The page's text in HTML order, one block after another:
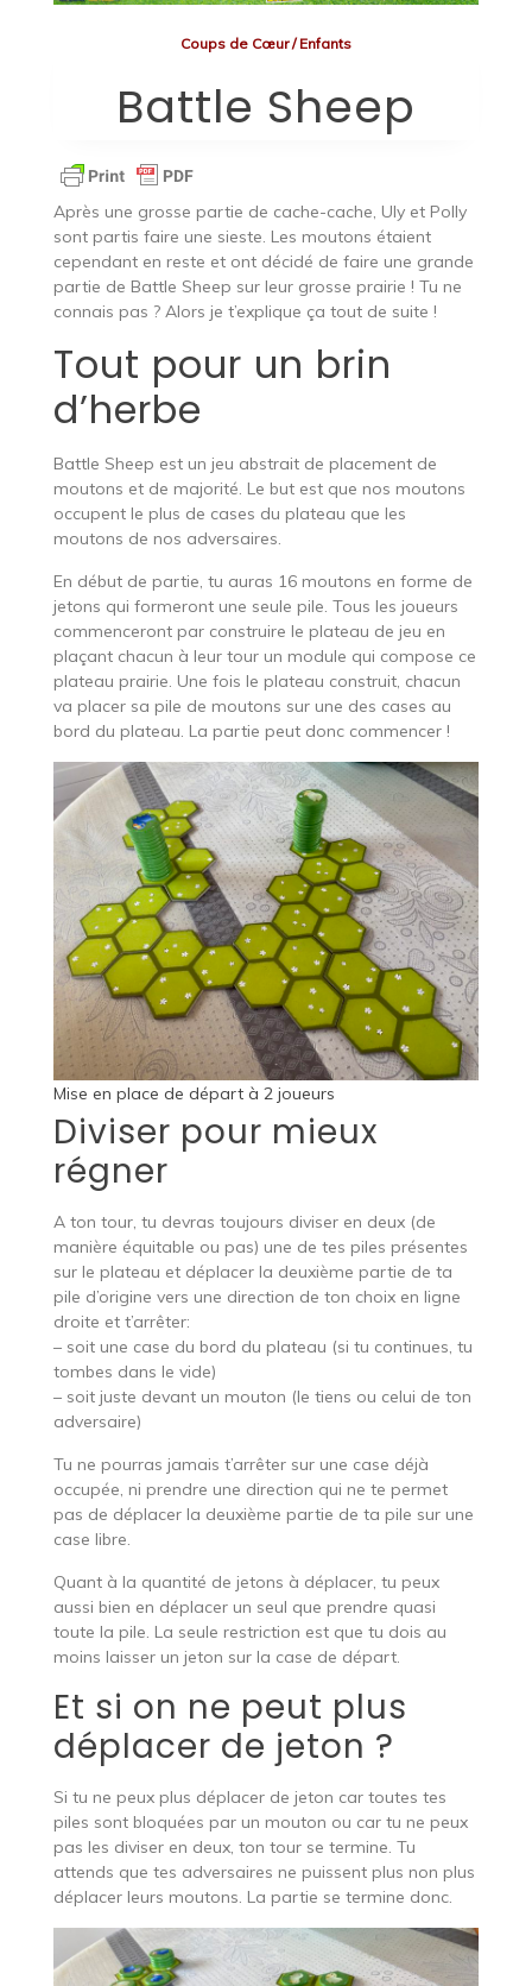
Coups de Cœur/Enfants
Battle Sheep
Après une grosse partie de cache-cache, Uly et Polly
sont partis faire une sieste. Les moutons étaient
cependant en reste et ont décidé de faire une grande
partie de Battle Sheep sur leur grosse prairie ! Tu ne
connais pas ? Alors je t’explique ça tout de suite !
Tout pour un brin
d’herbe
Battle Sheep est un jeu abstrait de placement de
moutons et de majorité. Le but est que nos moutons
occupent le plus de cases du plateau que les
moutons de nos adversaires.
En début de partie, tu auras 16 moutons en forme de
jetons qui formeront une seule pile. Tous les joueurs
commenceront par construire le plateau de jeu en
plaçant chacun à leur tour un module qui compose ce
plateau prairie. Une fois le plateau construit, chacun
va placer sa pile de moutons sur une des cases au
bord du plateau. La partie peut donc commencer !
Mise en place de départ à 2 joueurs
Diviser pour mieux
régner
A ton tour, tu devras toujours diviser en deux (de
manière équitable ou pas) une de tes piles présentes
sur le plateau et déplacer la deuxième partie de ta
pile d’origine vers une direction de ton choix en ligne
droite et t’arrêter:
– soit une case du bord du plateau (si tu continues, tu
tombes dans le vide)
– soit juste devant un mouton (le tiens ou celui de ton
adversaire)
Tu ne pourras jamais t’arrêter sur une case déjà
occupée, ni prendre une direction qui ne te permet
pas de déplacer la deuxième partie de ta pile sur une
case libre.
Quant à la quantité de jetons à déplacer, tu peux
aussi bien en déplacer un seul que prendre quasi
toute la pile. La seule restriction est que tu dois au
moins laisser un jeton sur la case de départ.
Et si on ne peut plus
déplacer de jeton ?
Si tu ne peux plus déplacer de jeton car toutes tes
piles sont bloquées par un mouton ou car tu ne peux
pas les diviser en deux, ton tour se termine. Tu
attends que tes adversaires ne puissent plus non plus
déplacer leurs moutons. La partie se termine donc.